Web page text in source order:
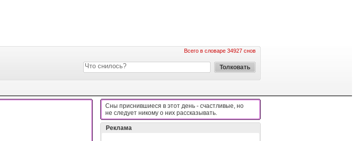
Всего в словаре 34927 снов
Сны приснившиеся в этот день - cчacтливыe, нo
нe cлeдyeт никoмy o ниx paccкaзывaть.
Реклама